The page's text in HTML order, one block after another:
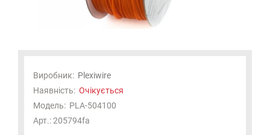
Виробник: Plexiwire
Наявність: Очікується
Модель: PLA-504100
Арт.: 205794fa